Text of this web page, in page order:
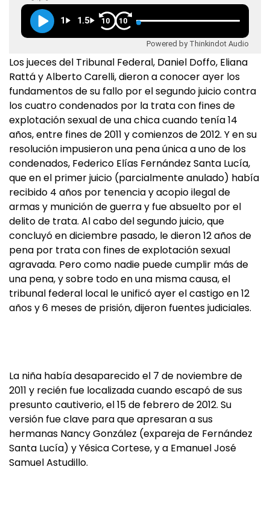
1 1.5 10 10
Powered by Thinkindot Audio
Los jueces del Tribunal Federal, Daniel Doffo, Eliana
Rattá y Alberto Carelli, dieron a conocer ayer los
fundamentos de su fallo por el segundo juicio contra
los cuatro condenados por la trata con fines de
explotación sexual de una chica cuando tenía 14
años, entre fines de 2011 y comienzos de 2012. Y en su
resolución impusieron una pena única a uno de los
condenados, Federico Elías Fernández Santa Lucía,
que en el primer juicio (parcialmente anulado) había
recibido 4 años por tenencia y acopio ilegal de
armas y munición de guerra y fue absuelto por el
delito de trata. Al cabo del segundo juicio, que
concluyó en diciembre pasado, le dieron 12 años de
pena por trata con fines de explotación sexual
agravada. Pero como nadie puede cumplir más de
una pena, y sobre todo en una misma causa, el
tribunal federal local le unificó ayer el castigo en 12
años y 6 meses de prisión, dijeron fuentes judiciales.
La niña había desaparecido el 7 de noviembre de
2011 y recién fue localizada cuando escapó de sus
presunto cautiverio, el 15 de febrero de 2012. Su
versión fue clave para que apresaran a sus
hermanas Nancy González (expareja de Fernández
Santa Lucía) y Yésica Cortese, y a Emanuel José
Samuel Astudillo.